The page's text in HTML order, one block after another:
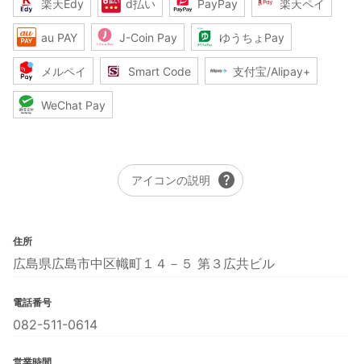
楽天Edy d払い PayPay 楽天ペイ
au PAY J-Coin Pay ゆうちょPay
メルペイ Smart Code 支付宝/Alipay+
WeChat Pay
アイコンの説明 help
住所
広島県広島市中区幟町１４－５ 第３広共ビル
電話番号
082-511-0614